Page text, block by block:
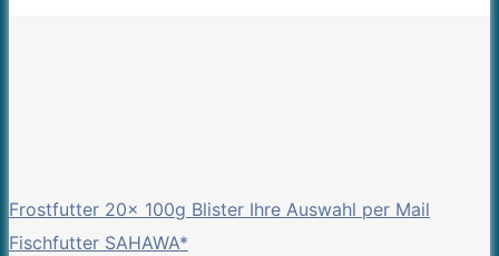
Frostfutter 20x 100g Blister Ihre Auswahl per Mail
Fischfutter SAHAWA*